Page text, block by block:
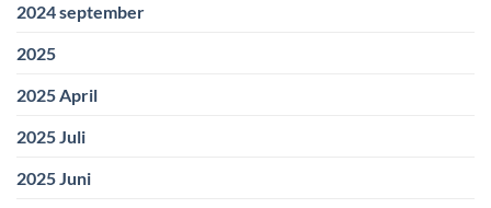
2024 september
2025
2025 April
2025 Juli
2025 Juni